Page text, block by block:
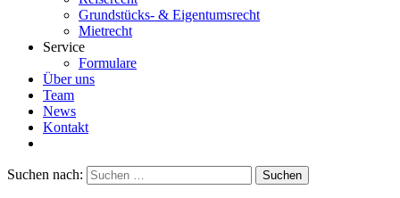
Grundstücks- & Eigentumsrecht
Mietrecht
Service
Formulare
Über uns
Team
News
Kontakt
Suchen nach: